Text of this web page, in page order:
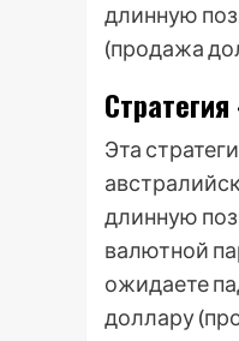
длинную
(продажа
Эта
длинную
валютной
ожидаете
доллару